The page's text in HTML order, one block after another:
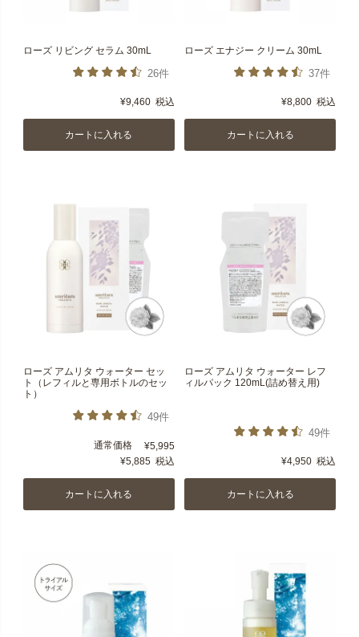
ローズ リビング セラム 30mL
26件
¥9,460 税込
カートに入れる
ローズ エナジー クリーム 30mL
37件
¥8,800 税込
カートに入れる
ローズ アムリタ ウォーター セッ
ト（レフィルと専用ボトルのセッ
ト）
49件
通常価格 ¥5,995
¥5,885 税込
カートに入れる
ローズ アムリタ ウォーター レフ
ィルパック 120mL(詰め替え用)
49件
¥4,950 税込
カートに入れる